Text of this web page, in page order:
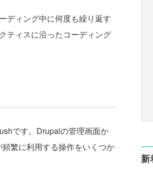
ディング中に何度も繰り返す
ティスに沿ったコーディング
です。Drupalの管理画面か
繁に利用する操作をいくつか
新